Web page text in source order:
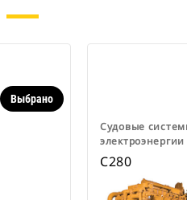
Выбрано
Судовые
электроэнергии
C280